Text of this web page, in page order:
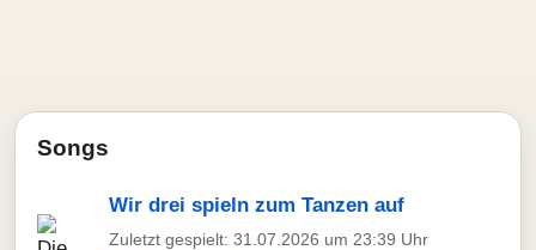
Songs
Wir drei spieln zum Tanzen auf
Zuletzt gespielt: 31.07.2026 um 23:39 Uhr